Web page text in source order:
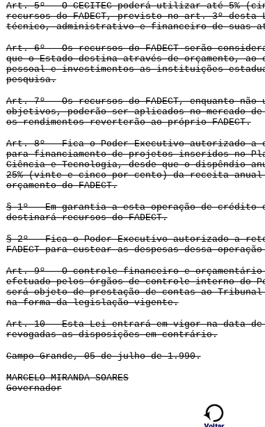
Art. 5º - O CECITEC poderá utilizar até 5%
recursos do FADECT, previsto no art. 3º desta
técnico, administrativo e financeiro de suas
Art. 6º - Os recursos do FADECT serão
que o Estado destina através de orçamento, ao
pessoal e investimentos as instituições
pesquisa.
Art. 7º - Os recursos do FADECT, enquanto
objetivos, poderão ser aplicados no mercado
os rendimentos reverterão ao próprio FADECT.
Art. 8º - Fica o Poder Executivo autorizado a
para financiamento de projetos inseridos no
Ciência e Tecnologia, desde que o dispêndio
25% (vinte e cinco por cento) da receita anual
orçamento do FADECT.
§ 1º - Em garantia a esta operação de crédito o
destinará recursos do FADECT.
§ 2º - Fica o Poder Executivo autorizado a
FADECT para custear as despesas dessa
Art. 9º - O controle financeiro e orçamentário
efetuado pelos órgãos de controle interno do
será objeto de prestação de contas ao Tribunal
na forma da legislação vigente.
Art. 10 - Esta Lei entrará em vigor na data de
revogadas as disposições em contrário.
Campo Grande, 05 de julho de 1.990.
MARCELO MIRANDA SOARES
Governador